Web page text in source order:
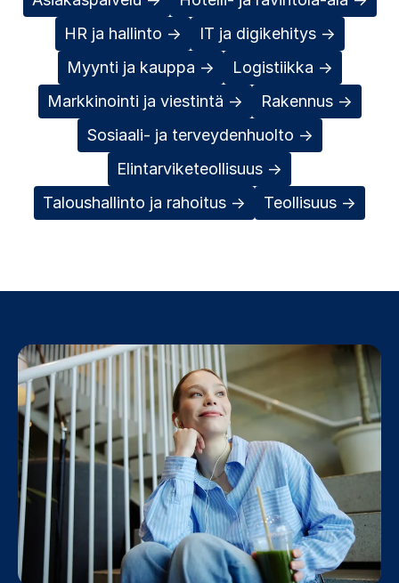
HR ja hallinto →
IT ja digikehitys →
Myynti ja kauppa →
Logistiikka →
Markkinointi ja viestintä →
Rakennus →
Sosiaali- ja terveydenhuolto →
Elintarviketeollisuus →
Taloushallinto ja rahoitus →
Teollisuus →